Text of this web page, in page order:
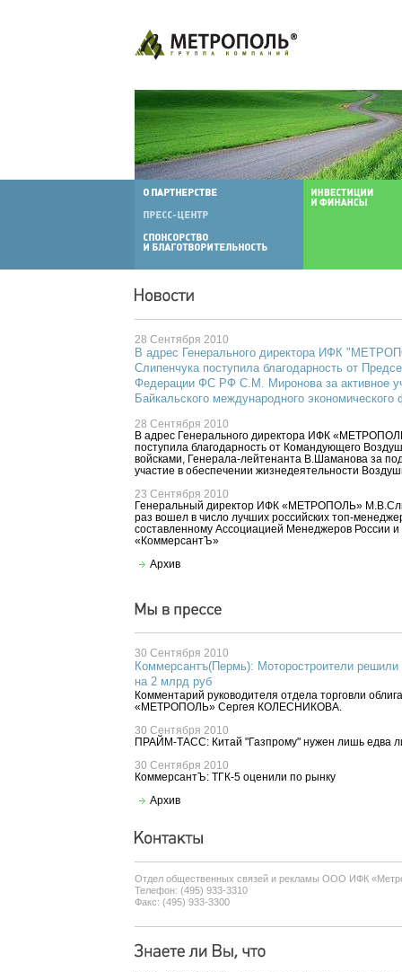
28 Сентября 2010
В адрес Генерального директора ИФК
Слипенчука поступила благодарность от
Федерации ФС РФ С.М. Миронова за активное
Байкальского международного
28 Сентября 2010
В адрес Генерального директора ИФК
поступила благодарность от Командующего
войсками, Генерала-лейтенанта В.Шаманова за
участие в обеспечении жизнедеятельности
23 Сентября 2010
Генеральный директор ИФК «МЕТРОПОЛЬ»
раз вошел в число лучших российских топ-
составленному Ассоциацией Менеджеров России и
«КоммерсантЪ»
Архив
30 Сентября 2010
Коммерсантъ(Пермь): Моторостроители решили
на 2 млрд руб
Комментарий руководителя отдела торговли
«МЕТРОПОЛЬ» Сергея КОЛЕСНИКОВА.
30 Сентября 2010
ПРАЙМ-ТАСС: Китай "Газпрому" нужен лишь едва
30 Сентября 2010
КоммерсантЪ: ТГК-5 оценили по рынку
Архив
Отдел общественных связей и рекламы ООО ИФК
Телефон: (495) 933-3310
Факс: (495) 933-3300